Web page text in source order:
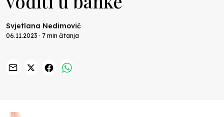
Svjetlana Nedimović
06.11.2023 · 7 min čitanja